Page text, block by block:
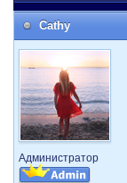
Cathy
Администратор